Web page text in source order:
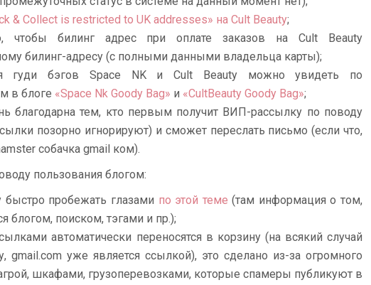
& Collect is restricted to UK addresses» на Cult Beauty;
чтобы билинг адрес при оплате заказов на Cult Beauty
билинг-адресу (с полными данными владельца карты);
гуди бэгов Space NK и Cult Beauty можно увидеть по
в блоге «Space Nk Goody Bag» и «CultBeauty Goody Bag»;
благодарна тем, кто первым получит ВИП-рассылку по поводу
позорно игнорируют) и сможет переслать письмо (если что,
собачка gmail ком).
пользования блогом:
пробежать глазами по этой теме (там информация о том,
блогом, поиском, тэгами и пр.);
автоматически переносятся в корзину (на всякий случай
gmail.com уже является ссылкой), это сделано из-за огромного
шкафами, грузоперевозками, которые спамеры публикуют в